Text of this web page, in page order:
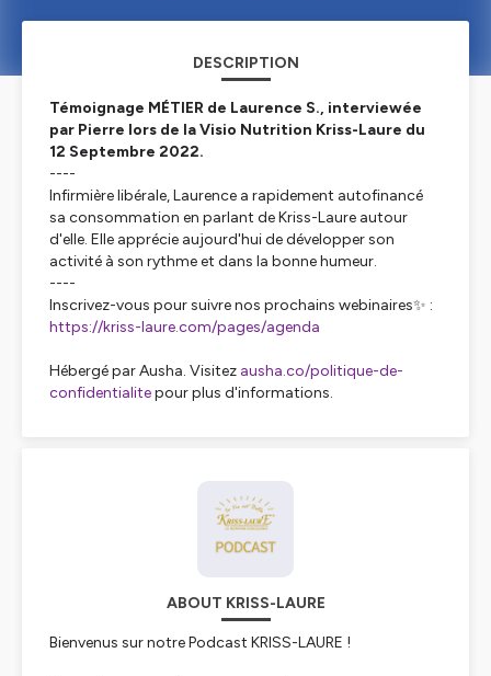
DESCRIPTION
Témoignage MÉTIER de Laurence S., interviewée
par Pierre lors de la Visio Nutrition Kriss-Laure du
12 Septembre 2022.
----
Infirmière libérale, Laurence a rapidement autofinancé
sa consommation en parlant de Kriss-Laure autour
d'elle. Elle apprécie aujourd'hui de développer son
activité à son rythme et dans la bonne humeur.
----
Inscrivez-vous pour suivre nos prochains webinaires✨ :
https://kriss-laure.com/pages/agenda
Hébergé par Ausha. Visitez ausha.co/politique-de-
confidentialitepour plus d'informations.
ABOUT KRISS-LAURE
Bienvenus sur notre Podcast KRISS-LAURE !